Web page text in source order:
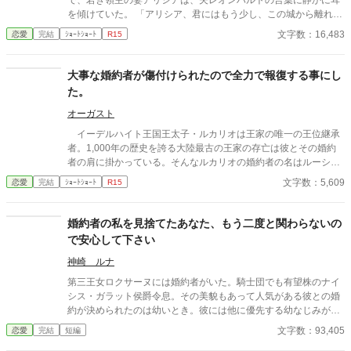
を傾けていた。 「アリシア、君にはもう少し、この城から離れて
もらいたい」 レオンハルトの声は、いつものように低く、落ち
着いていた。しかし、その言葉の意味は、アリシアにとってあま
はどういう意味でございますか」 「つまり、この城にいないでほ
しい、ということだ。しばらくの間、君には別の場所で暮らして
もらいたい」 アリシアは、ゆっくりと目を閉じた。指先がわず
かに震えるのを、彼女は必死に抑えていた。この男の前で、自分
が動揺している姿を見せたくなかったからだ。
恋愛 完結 ｼｮｰﾄｼｮｰﾄ R15 文字数：16,483
大事な婚約者が傷付けられたので全力で報復する事にし
た。
オーガスト
イーデルハイト王国王太子・ルカリオは王家の唯一の王位継承
者。1,000年の歴史を誇る大陸最古の王家の存亡は彼とその婚約
者の肩に掛かっている。そんなルカリオの婚約者の名はルーシ
ェ。王国3大貴族に名を連ねる侯爵家の長女であり、才色兼備で
知られていた。 ルカリオはそんな彼女と共に王家の未来を明る
を願い出て辺境の別荘に引きこもってしまう。 突然の申し出に
困惑する彼だが侯爵から原因となった雑誌を見せられ激怒 全力
恋愛 完結 ｼｮｰﾄｼｮｰﾄ R15 文字数：5,609
婚約者の私を見捨てたあなた、もう二度と関わらないの
で安心して下さい
神崎 ルナ
第三王女ロクサーヌには婚約者がいた。騎士団でも有望株のナイ
シス・ガラット侯爵令息。その美貌もあって人気がある彼との婚
約が決められたのは幼いとき。彼には他に優先する幼なじみがい
たが、政略結婚だからある程度は仕方ない、と思っていた。だ
が、王宮が魔導師に襲われ、魔術により天井の一部がロクサーヌ
恋愛 完結 短編 文字数：93,405